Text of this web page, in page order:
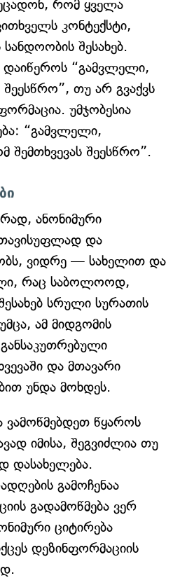
რომ ყველა
კონტექსტი,
შესახებ.
“გამვლელი,
თუ არ გვაქვს
უმჯობესია
“გამვლელი,
შეესწრო”.
ანონიმური
და
ვიდრე — სახელით და
რაც საბოლოოდ,
სრული სურათის
ამ მიდგომის
და მთავარი
უნდა მოხდეს.
ვამოწმებდეთ წყაროს
იმისა, შეგვიძლია თუ
დასახელება.
გამოჩენაა
გადამოწმება ვერ
ციტირება
დეზინფორმაციის